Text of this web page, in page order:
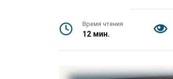
Время чтения
12 мин.